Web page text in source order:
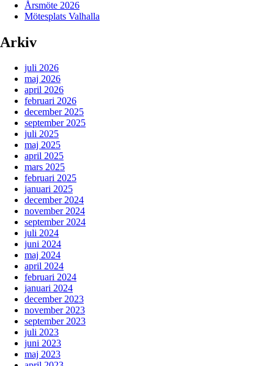
Årsmöte 2026
Mötesplats Valhalla
Arkiv
juli 2026
maj 2026
april 2026
februari 2026
december 2025
september 2025
juli 2025
maj 2025
april 2025
mars 2025
februari 2025
januari 2025
december 2024
november 2024
september 2024
juli 2024
juni 2024
maj 2024
april 2024
februari 2024
januari 2024
december 2023
november 2023
september 2023
juli 2023
juni 2023
maj 2023